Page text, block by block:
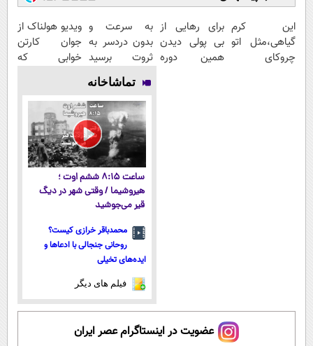
این کرم
گیاهی،مثل اتو
چروکای
برای رهایی از
بی پولی دیدن
همین دوره
به سرعت و
بدون دردسر به
ثروت برسید
(دوره کاملا
رایگان
پولسازی)
ویدیو هولناک از
جوان کارتن
خوابی که
تماشاخانه
ساعت ۸:۱۵ ششم اوت ؛
هیروشیما / وقتی شهر در دیگ
قیر می‌جوشید
محمدباقر خرازی کیست؟
روحانی جنجالی با ادعاها و
ایده‌های تخیلی
فیلم های دیگر
عضویت در اینستاگرام عصر ایران